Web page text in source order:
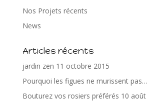
e
b
o
o
k
itter
st
n
Nos Projets récents
News
Articles récents
jardin zen 11 octobre 2015
Pourquoi les figues ne murissent pas…
Bouturez vos rosiers préférés 10